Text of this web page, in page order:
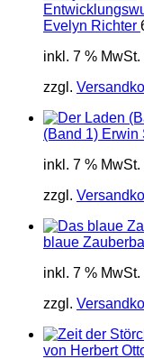
Evelyn Richter
inkl. 7 % MwSt.
zzgl.
(Band 1) Erwin
inkl. 7 % MwSt.
zzgl.
blaue
inkl. 7 % MwSt.
zzgl.
von Herbert